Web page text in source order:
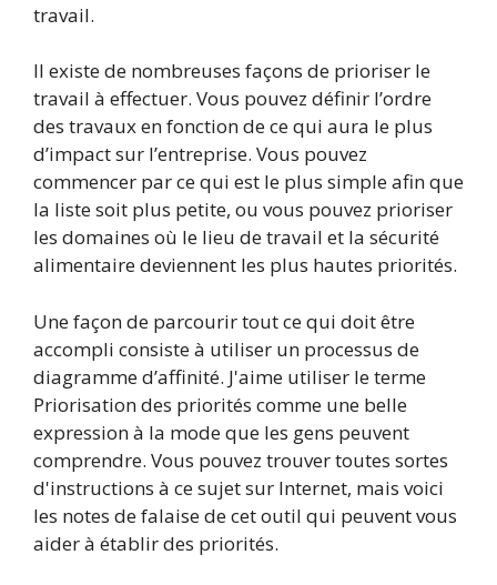
travail.
Il existe de nombreuses façons de prioriser le
travail à effectuer. Vous pouvez définir l’ordre
des travaux en fonction de ce qui aura le plus
d’impact sur l’entreprise. Vous pouvez
commencer par ce qui est le plus simple afin que
la liste soit plus petite, ou vous pouvez prioriser
les domaines où le lieu de travail et la sécurité
alimentaire deviennent les plus hautes priorités.
Une façon de parcourir tout ce qui doit être
accompli consiste à utiliser un processus de
diagramme d’affinité. J'aime utiliser le terme
Priorisation des priorités comme une belle
expression à la mode que les gens peuvent
comprendre. Vous pouvez trouver toutes sortes
d'instructions à ce sujet sur Internet, mais voici
les notes de falaise de cet outil qui peuvent vous
aider à établir des priorités.